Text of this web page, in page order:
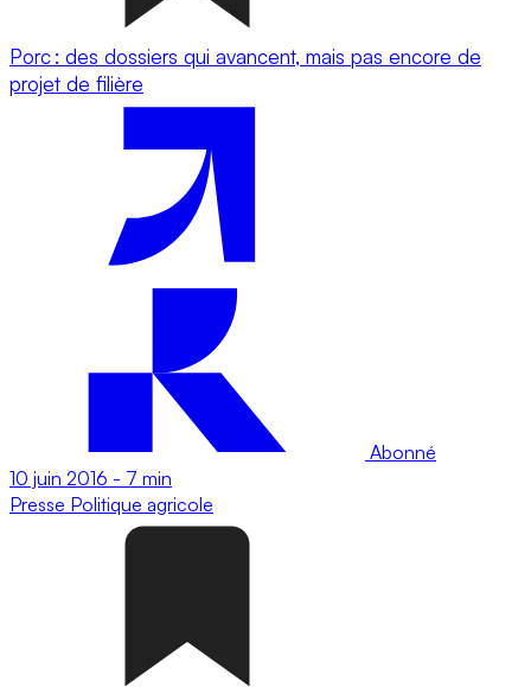
Porc : des dossiers qui avancent, mais pas encore de
projet de filière
Abonné
10 juin 2016 - 7 min
Presse Politique agricole